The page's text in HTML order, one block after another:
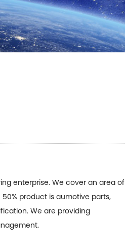
enterprise. We cover an area of
product is aumotive parts,
We are providing